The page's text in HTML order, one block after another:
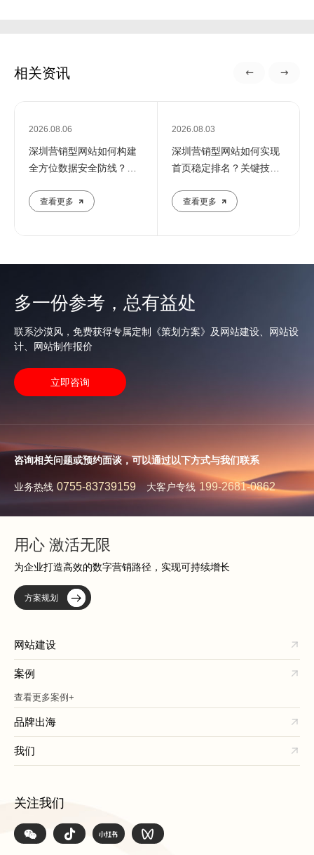
相关资讯
2026.08.06
深圳营销型网站如何构建
全方位数据安全防线？专
查看更多
2026.08.03
深圳营销型网站如何实现
首页稳定排名？关键技巧
查看更多
多一份参考，总有益处
联系沙漠风，免费获得专属定制《策划方案》及网站建设、网站设
计、网站制作报价
立即咨询
咨询相关问题或预约面谈，可以通过以下方式与我们联系
业务热线 0755-83739159 大客户专线 199-2681-0862
用心 激活无限
为企业打造高效的数字营销路径，实现可持续增长
方案规划
网站建设
案例
查看更多案例+
品牌出海
我们
关注我们